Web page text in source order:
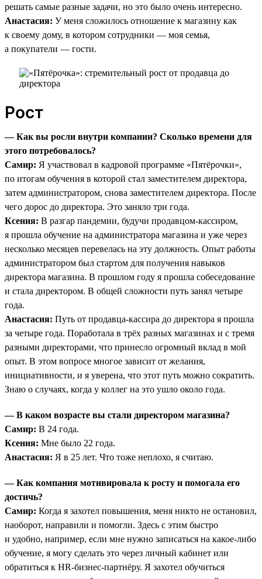
решать самые разные задачи, но это было очень интересно.
Анастасия: У меня сложилось отношение к магазину как
к своему дому, в котором сотрудники — моя семья,
а покупатели — гости.
Рост
— Как вы росли внутри компании? Сколько времени для
этого потребовалось?
Самир: Я участвовал в кадровой программе «Пятёрочки»,
по итогам обучения в которой стал заместителем директора,
затем администратором, снова заместителем директора. После
чего дорос до директора. Это заняло три года.
Ксения: В разгар пандемии, будучи продавцом-кассиром,
я прошла обучение на администратора магазина и уже через
несколько месяцев перевелась на эту должность. Опыт работы
администратором был стартом для получения навыков
директора магазина. В прошлом году я прошла собеседование
и стала директором. В общей сложности путь занял четыре
года.
Анастасия: Путь от продавца-кассира до директора я прошла
за четыре года. Поработала в трёх разных магазинах и с тремя
разными директорами, что принесло огромный вклад в мой
опыт. В этом вопросе многое зависит от желания,
инициативности, и я уверена, что этот путь можно сократить.
Знаю о случаях, когда у коллег на это ушло около года.
— В каком возрасте вы стали директором магазина?
Самир: В 24 года.
Ксения: Мне было 22 года.
Анастасия: Я в 25 лет. Что тоже неплохо, я считаю.
— Как компания мотивировала к росту и помогала его
достичь?
Самир: Когда я захотел повышения, меня никто не остановил,
наоборот, направили и помогли. Здесь с этим быстро
и удобно, например, если мне нужно записаться на какое-либо
обучение, я могу сделать это через личный кабинет или
обратиться к HR-бизнес-партнёру. Я захотел обучиться